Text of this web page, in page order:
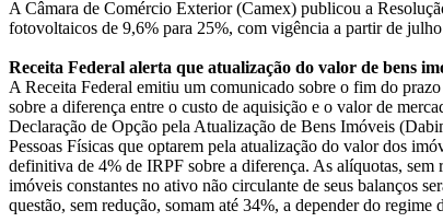
A Câmara de Comércio Exterior (Camex) publicou a
fotovoltaicos de 9,6% para 25%, com vigência a partir de
Receita Federal alerta que atualização do valor de bens
A Receita Federal emitiu um comunicado sobre o fim do
sobre a diferença entre o custo de aquisição e o valor de
Declaração de Opção pela Atualização de Bens Imóveis
Pessoas Físicas que optarem pela atualização do valor dos
definitiva de 4% de IRPF sobre a diferença. As alíquotas, sem
imóveis constantes no ativo não circulante de seus balanços
questão, sem redução, somam até 34%, a depender do regime